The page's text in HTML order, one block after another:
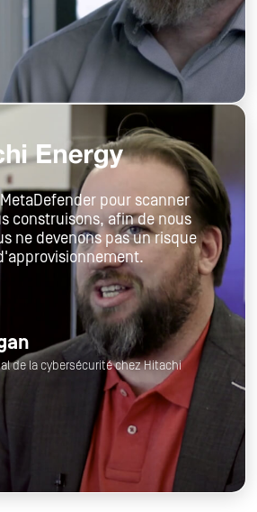
pour scanner
construisons, afin de nous
ne devenons pas un risque
de la cybersécurité chez Hitachi